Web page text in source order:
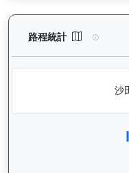
路程統計 驕陽